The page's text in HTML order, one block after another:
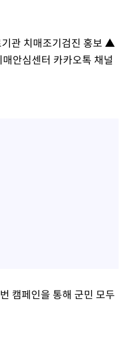
관 치매조기검진 홍보 ▲
안심센터 카카오톡 채널
캠페인을 통해 군민 모두